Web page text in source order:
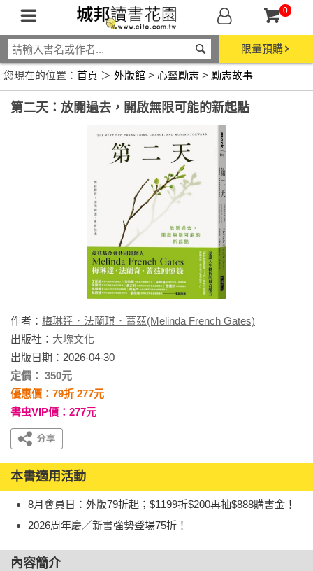
0
限量預購
您現在的位置： 首頁 ＞ 外版館 > 心靈勵志 > 勵志故事
第二天：放開過去，開啟無限可能的新起點
作者： 梅琳達．法蘭琪．蓋茲(Melinda French Gates)
出版社： 大塊文化
出版日期：2026-04-30
定價： 350元
優惠價：79折 277元
書虫VIP價：277元
本書適用活動
8月會員日：外版79折起；$1199折$200再抽$888購書金！
2026周年慶／新書強勢登場75折！
內容簡介